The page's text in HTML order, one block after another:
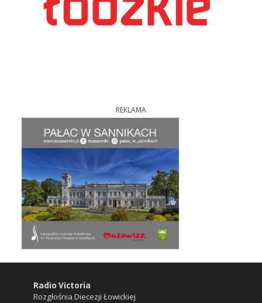
REKLAMA
Radio Victoria
Rozgłośnia Diecezji Łowickiej